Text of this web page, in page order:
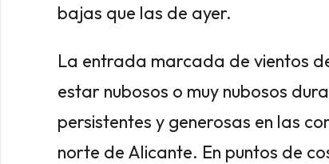
bajas que las de ayer.
La entrada marcada de vientos
estar nubosos o muy nubosos
persistentes y generosas en las
norte de Alicante. En puntos de